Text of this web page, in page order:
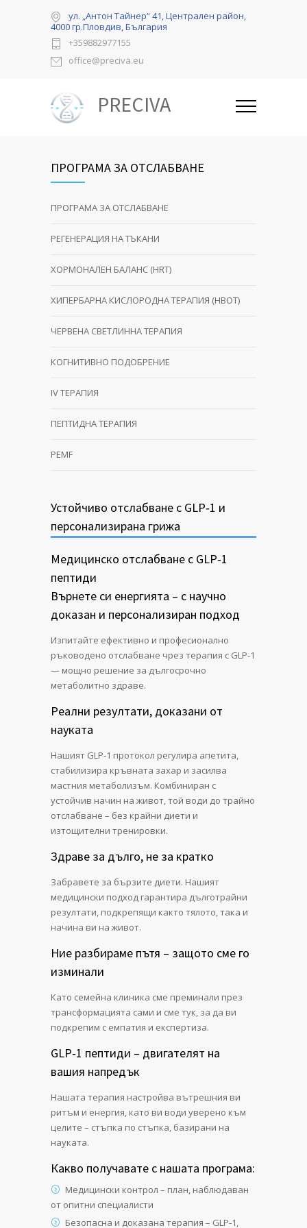
ул. „Антон Тайнер“ 41, Централен район,
4000 гр.Пловдив, България
+359882977155
office@preciva.eu
PRECIVA
ПРОГРАМА ЗА ОТСЛАБВАНЕ
ПРОГРАМА ЗА ОТСЛАБВАНЕ
РЕГЕНЕРАЦИЯ НА ТЪКАНИ
ХОРМОНАЛЕН БАЛАНС (HRT)
ХИПЕРБАРНА КИСЛОРОДНА ТЕРАПИЯ (HBOT)
ЧЕРВЕНА СВЕТЛИННА ТЕРАПИЯ
КОГНИТИВНО ПОДОБРЕНИЕ
IV ТЕРАПИЯ
ПЕПТИДНА ТЕРАПИЯ
PEMF
Устойчиво отслабване с GLP‑1 и
персонализирана грижа
Медицинско отслабване с GLP‑1
пептиди
Върнете си енергията – с научно
доказан и персонализиран подход
Изпитайте ефективно и професионално
ръководено отслабване чрез терапия с GLP‑1
— мощно решение за дългосрочно
метаболитно здраве.
Реални резултати, доказани от
науката
Нашият GLP‑1 протокол регулира апетита,
стабилизира кръвната захар и засилва
мастния метаболизъм. Комбиниран с
устойчив начин на живот, той води до трайно
отслабване – без крайни диети и
изтощителни тренировки.
Здраве за дълго, не за кратко
Забравете за бързите диети. Нашият
медицински подход гарантира дълготрайни
резултати, подкрепящи както тялото, така и
начина ви на живот.
Ние разбираме пътя – защото сме го
изминали
Като семейна клиника сме преминали през
трансформацията сами и сме тук, за да ви
подкрепим с емпатия и експертиза.
GLP‑1 пептиди – двигателят на
вашия напредък
Нашата терапия настройва вътрешния ви
ритъм и енергия, като ви води уверено към
целите – стъпка по стъпка, базирани на
науката.
Какво получавате с нашата програма:
Медицински контрол – план, наблюдаван
от опитни специалисти
Безопасна и доказана терапия – GLP‑1,